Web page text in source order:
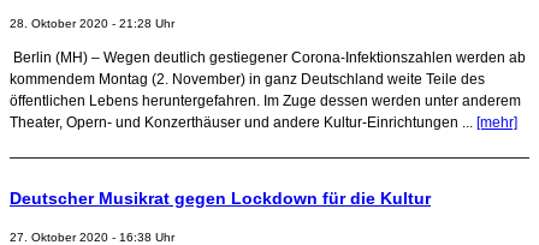
28. Oktober 2020 - 21:28 Uhr
Berlin (MH) – Wegen deutlich gestiegener Corona-Infektionszahlen werden ab
kommendem Montag (2. November) in ganz Deutschland weite Teile des
öffentlichen Lebens heruntergefahren. Im Zuge dessen werden unter anderem
Theater, Opern- und Konzerthäuser und andere Kultur-Einrichtungen ... [mehr]
Deutscher Musikrat gegen Lockdown für die Kultur
27. Oktober 2020 - 16:38 Uhr